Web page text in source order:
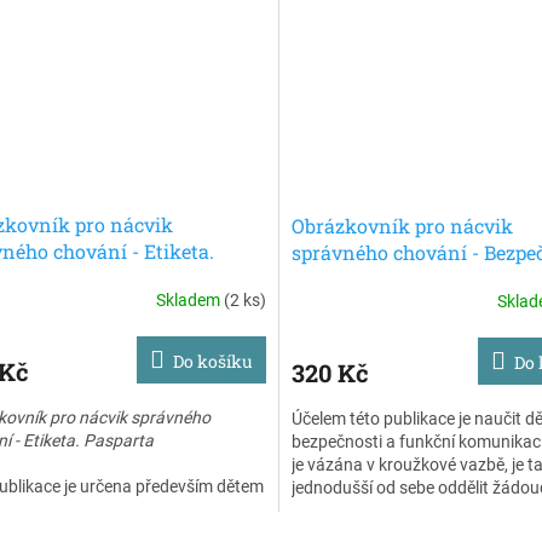
pro nácvik
chování - Etiketa.
Skladem (2 ks)
Do košíku
pro nácvik správného
- Etiketa. Pasparta
je určena především dětem
Obrázkovník pro nácvik
správného chování -
320 Kč Do
Účelem této publikace je naučit
bezpečnosti a funkční
je vázána v kroužkové vazbě, je
jednodušší od sebe oddělit